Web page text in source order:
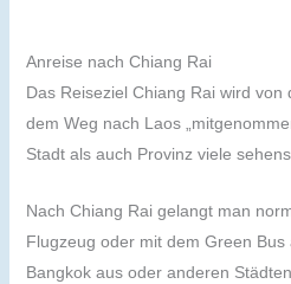
Anreise nach Chiang Rai
Das Reiseziel Chiang Rai wird
dem Weg nach Laos
Stadt als auch Provinz viele
Nach Chiang Rai gelangt man
Flugzeug oder mit dem Green
Bangkok aus oder anderen